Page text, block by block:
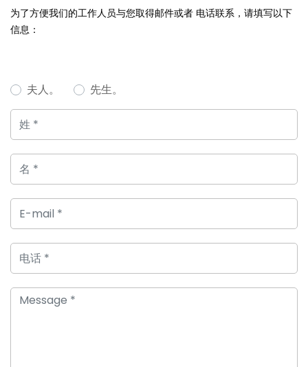
为了方便我们的工作人员与您取得邮件或者 电话联系，请填写以下
信息：
夫人。 先生。